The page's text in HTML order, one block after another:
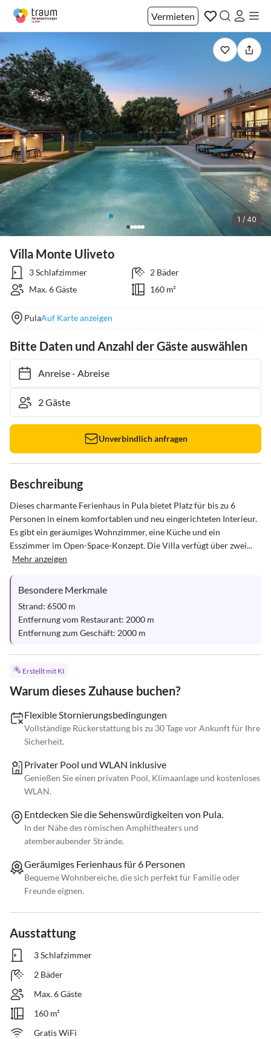
Vermieten
1 / 40
Villa Monte Uliveto
3 Schlafzimmer
2 Bäder
Max. 6 Gäste
160 m²
PulaAuf Karte anzeigen
Bitte Daten und Anzahl der Gäste auswählen
Anreise- Abreise
Unverbindlich anfragen
Beschreibung
Dieses charmante Ferienhaus in Pula bietet Platz für bis zu 6
Personen in einem komfortablen und neu eingerichteten Interieur.
Es gibt ein geräumiges Wohnzimmer, eine Küche und ein
Esszimmer im Open-Space-Konzept. Die Villa verfügt über zwei...
Mehr anzeigen
Besondere Merkmale
Strand: 6500 m
Entfernung vom Restaurant: 2000 m
Entfernung zum Geschäft: 2000 m
Erstellt mit KI
Warum dieses Zuhause buchen?
Flexible Stornierungsbedingungen
Vollständige Rückerstattung bis zu 30 Tage vor Ankunft für Ihre
Sicherheit.
Privater Pool und WLAN inklusive
Genießen Sie einen privaten Pool, Klimaanlage und kostenloses
WLAN.
Entdecken Sie die Sehenswürdigkeiten von Pula.
In der Nähe des römischen Amphitheaters und
atemberaubender Strände.
Geräumiges Ferienhaus für 6 Personen
Bequeme Wohnbereiche, die sich perfekt für Familie oder
Freunde eignen.
Ausstattung
3 Schlafzimmer
2 Bäder
Max. 6 Gäste
160 m²
Gratis WiFi